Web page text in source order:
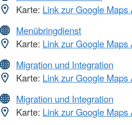
Karte: Link zur Google Maps
Menübringdienst
Karte: Link zur Google Maps
Migration und Integration
Karte: Link zur Google Maps
Migration und Integration
Karte: Link zur Google Maps